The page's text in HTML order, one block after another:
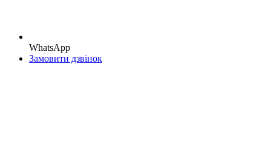
WhatsApp
Замовити дзвінок